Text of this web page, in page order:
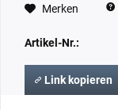
Merken
Artikel-Nr.:
Link kopieren